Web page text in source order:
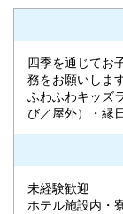
四季を通じてお
務をお願いします
ふわふわキッズ
び／屋外）・縁
未経験歓迎
ホテル施設内・